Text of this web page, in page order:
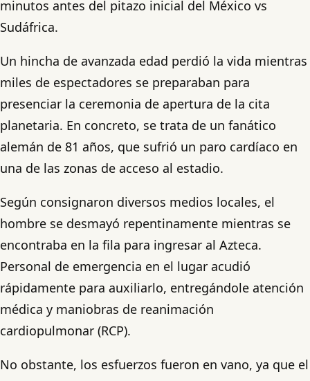
minutos antes del pitazo inicial del México vs
Sudáfrica.
Un hincha de avanzada edad perdió la vida mientras
miles de espectadores se preparaban para
presenciar la ceremonia de apertura de la cita
planetaria. En concreto, se trata de un fanático
alemán de 81 años, que sufrió un paro cardíaco en
una de las zonas de acceso al estadio.
Según consignaron diversos medios locales, el
hombre se desmayó repentinamente mientras se
encontraba en la fila para ingresar al Azteca.
Personal de emergencia en el lugar acudió
rápidamente para auxiliarlo, entregándole atención
médica y maniobras de reanimación
cardiopulmonar (RCP).
No obstante, los esfuerzos fueron en vano, ya que el